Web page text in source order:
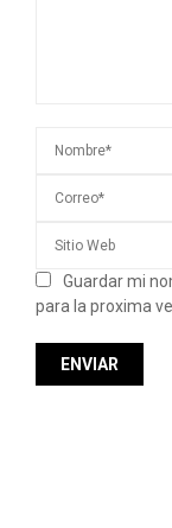
Guardar mi
para la proxima